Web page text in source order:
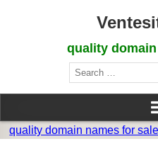
quality
Search
for:
quality domain names for sale